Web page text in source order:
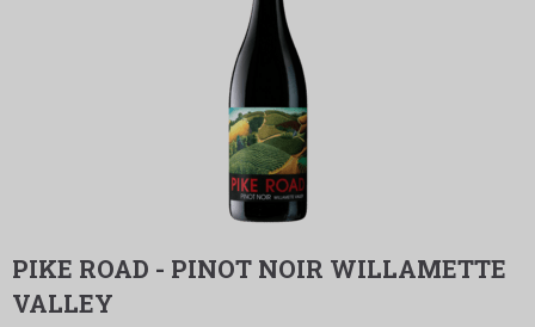
PIKE ROAD - PINOT NOIR WILLAMETTE
VALLEY